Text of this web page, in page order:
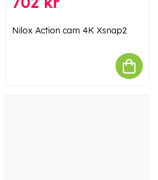
Nilox Action cam 4K Xsnap2